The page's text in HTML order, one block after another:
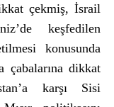
çekmiş, İsrail
keşfedilen
konusunda
çabalarına dikkat
karşı Sisi